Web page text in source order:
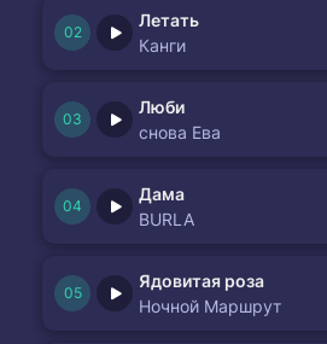
Летать
Канги
Люби
снова Ева
Дама
BURLA
Ядовитая роза
Ночной Маршрут